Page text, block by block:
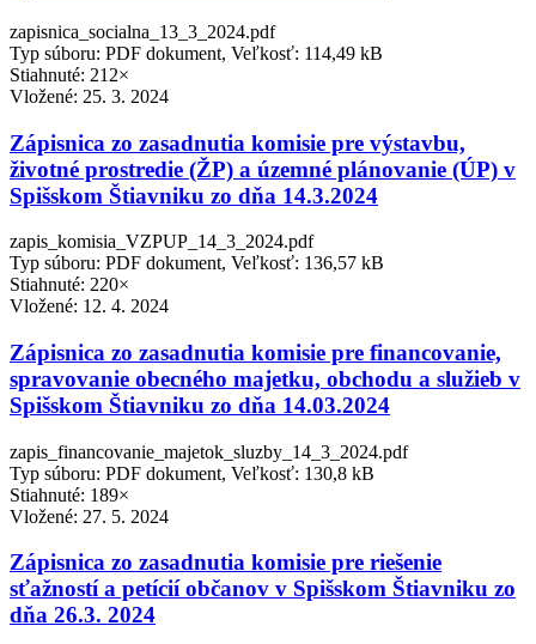
zapisnica_socialna_13_3_2024.pdf
Typ súboru: PDF dokument, Veľkosť: 114,49 kB
Stiahnuté: 212×
Vložené: 25. 3. 2024
Zápisnica zo zasadnutia komisie pre výstavbu,
životné prostredie (ŽP) a územné plánovanie (ÚP) v
Spišskom Štiavniku zo dňa 14.3.2024
zapis_komisia_VZPUP_14_3_2024.pdf
Typ súboru: PDF dokument, Veľkosť: 136,57 kB
Stiahnuté: 220×
Vložené: 12. 4. 2024
Zápisnica zo zasadnutia komisie pre financovanie,
spravovanie obecného majetku, obchodu a služieb v
Spišskom Štiavniku zo dňa 14.03.2024
zapis_financovanie_majetok_sluzby_14_3_2024.pdf
Typ súboru: PDF dokument, Veľkosť: 130,8 kB
Stiahnuté: 189×
Vložené: 27. 5. 2024
Zápisnica zo zasadnutia komisie pre riešenie
sťažností a petícií občanov v Spišskom Štiavniku zo
dňa 26.3. 2024